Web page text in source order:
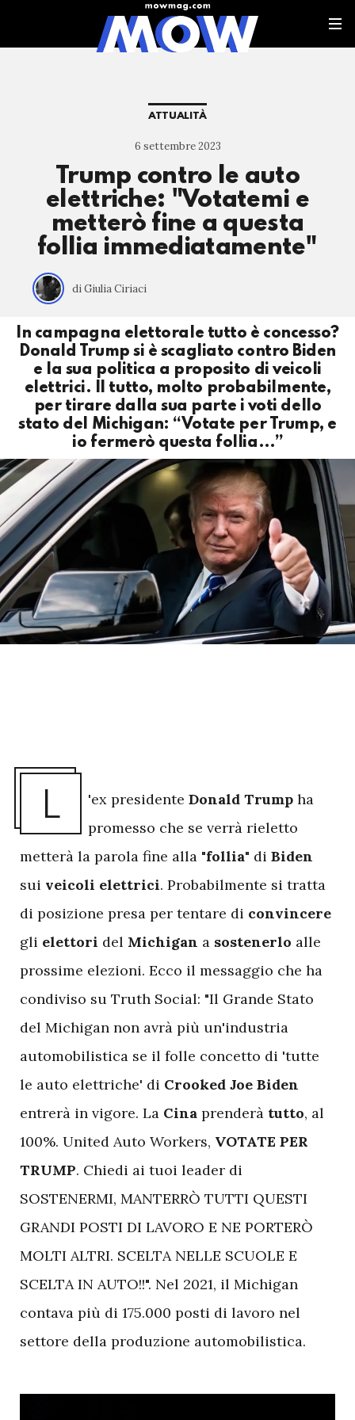
ATTUALITÀ
6 settembre 2023
Trump contro le auto
elettriche: "Votatemi e
metterò fine a questa
follia immediatamente"
di Giulia Ciriaci
In campagna elettorale tutto è concesso?
Donald Trump si è scagliato contro Biden
e la sua politica a proposito di veicoli
elettrici. Il tutto, molto probabilmente,
per tirare dalla sua parte i voti dello
stato del Michigan: “Votate per Trump, e
io fermerò questa follia…”
L 'ex presidente Donald Trump ha
promesso che se verrà rieletto
metterà la parola fine alla "follia" di Biden
sui veicoli elettrici. Probabilmente si tratta
di posizione presa per tentare di convincere
gli elettori del Michigan a sostenerlo alle
prossime elezioni. Ecco il messaggio che ha
condiviso su Truth Social: "Il Grande Stato
del Michigan non avrà più un'industria
automobilistica se il folle concetto di 'tutte
le auto elettriche' di Crooked Joe Biden
entrerà in vigore. La Cina prenderà tutto, al
100%. United Auto Workers, VOTATE PER
TRUMP. Chiedi ai tuoi leader di
SOSTENERMI, MANTERRÒ TUTTI QUESTI
GRANDI POSTI DI LAVORO E NE PORTERÒ
MOLTI ALTRI. SCELTA NELLE SCUOLE E
SCELTA IN AUTO!!". Nel 2021, il Michigan
contava più di 175.000 posti di lavoro nel
settore della produzione automobilistica.